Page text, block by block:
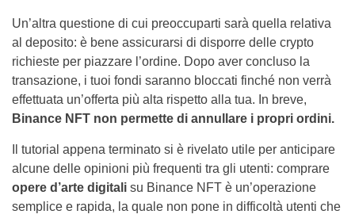
Un’altra questione di cui preoccuparti sarà quella relativa
al deposito: è bene assicurarsi di disporre delle crypto
richieste per piazzare l’ordine. Dopo aver concluso la
transazione, i tuoi fondi saranno bloccati finché non verrà
effettuata un’offerta più alta rispetto alla tua. In breve,
Binance NFT non permette di annullare i propri ordini.
Il tutorial appena terminato si è rivelato utile per anticipare
alcune delle opinioni più frequenti tra gli utenti: comprare
opere d’arte digitali su Binance NFT è un’operazione
semplice e rapida, la quale non pone in difficoltà utenti che